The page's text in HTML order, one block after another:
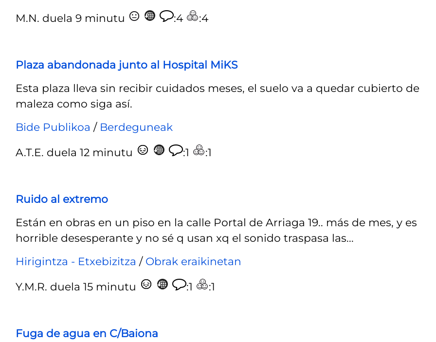
M.N. duela 9 minutu :4 :4
Plaza abandonada junto al Hospital MiKS
Esta plaza lleva sin recibir cuidados meses, el suelo va a quedar cubierto de
maleza como siga así.
Bide Publikoa / Berdeguneak
A.T.E. duela 12 minutu :1 :1
Ruido al extremo
Están en obras en un piso en la calle Portal de Arriaga 19.. más de mes, y es
horrible desesperante y no sé q usan xq el sonido traspasa las...
Hirigintza - Etxebizitza / Obrak eraikinetan
Y.M.R. duela 15 minutu :1 :1
Fuga de agua en C/Baiona